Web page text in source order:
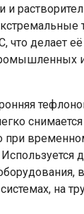
и
что делает
и
при
в
на